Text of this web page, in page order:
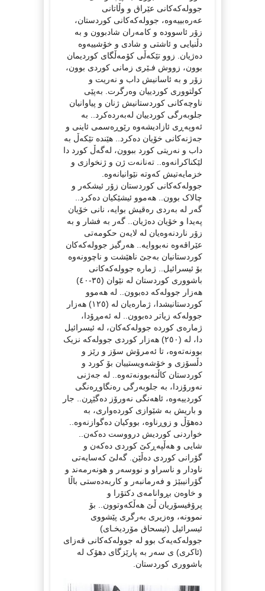
جوولەکەکانی عێراق و وڵاتانی
عەرەبییەوە، جوولەکەکانی کوردستان،
زۆر ئاسوودە و کامەران شادبوون و بە
دڵنیایی و ئاشتی و شادی و خۆشییەوە
دەژیان. زوو تێکەڵی کۆمەڵگای کوردیمان
بوون، زووش فـێری زمانی کوردی بوون،
زۆر و بە ئاسانیش داب و نەریت و
کولتووری کوردییان وەرگرت. بەپێی
ناوچەکانی کوردستانیش ژنان و پیاوانیان
جلوبەرگی کوردییان لەبەردەکرد.. بە
ئەوپەڕی ئازادیشەوە رێوڕەسمی ئاینی و
جەژنەکانی خۆیان دەکرد.. هێندە تێکەڵ بە
داب و نەریتی کورد ببوون، لەگەڵ کورد دا
لێکناکرانەوە.. تەنانەت ژن و ژنخوازی و
خزمایەتیش کەوتە نێوانیانەوە.
جوولەکەکانی کوردستان زۆر ئیشکەر و
چالاک بوون.. هەموو ئیشێکیان دەکرد..
گەر لە بەردی رەقیش بوایە، نانی خۆیان
پەیدا و خۆیان دەژیان.. گەر بە فشار و بە
زۆر ناردنەوەیان لە لایەن حکومەتی
عێراقەوە نەبووایە.. هەرگیز جوولەکەکان
کوردستانیان بەجێ ناهێشت و ناچوونەوە
بۆ ئیسرائیل.. ژمارە جوولەکەکانی
باشووری کوردستان لە نێوان (٣٥-٤٠)
هەزار جوولەکە دەبوون.. لە هەموو
کوردستانیشدا، ژمارەیان لە (١٢٥) هەزار
جوولەکە زیاتر دەبوون.. لە ئەمڕۆدا،
ژمارەی کوردە جوولەکەکان، لە ئیسرائیل
دا، لە (٢٥٠) هەزار کوردی جوولەکە نزیک
بوونەتەوە، تا ئەمرۆش سۆز و رێز و
دڵسۆزی و خۆشەویستییان بۆ کورد و
کوردستان کاڵنەبوونەتەوە.. لە جەژنی
نەورۆزدا، بە جلوبەرگی رەنگاوڕەنگی
کوردییەوە، ئاهەنگی نەورۆز دەگێڕن.. جار
و باریش بە شێوازی کوردەواری، بە
دەهۆڵ و زوڕناوە، بووکیان دەگوازنەوە..
خواردنی کوردیش درووست دەکەن..
شایی و هەڵپەڕکێ کوردی دەکەن و
گۆرانی کوردی دەڵێن. گەلێ کەسایەتی
ناودار و ناسراو و نووسەر و هونەرمەند و
گۆرانیبێژ و فەرمانبەر و کاربەدەستی باڵا
و خاوەن بڕوانامەی دکتۆرا و
پرۆفیسۆریان ڵێ هەڵکەوتوون.. بۆ
نموونە، وەزیری بەرگری پێشووی
ئیسرائیل (ئیسحاق مۆردیخـای)
جوولەکەیەک بوو لە جوولەکەکانی قەزای
(ئاکری) ی سەر بە پارێزگای دهۆک لە
باشووری کوردستان.